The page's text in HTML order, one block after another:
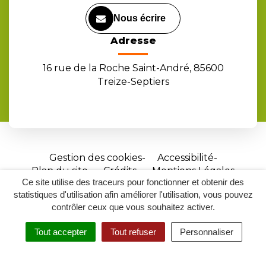
Ce site utilise des traceurs pour fonctionner et obtenir des
statistiques d'utilisation afin améliorer l'utilisation, vous pouvez
contrôler ceux que vous souhaitez activer.
Tout accepter Tout refuser Personnaliser
RECHERCHER
ACCESSIBILITÉ
Nous écrire
Adresse
16 rue de la Roche Saint-André, 85600
Treize-Septiers
Gestion des cookies
Accessibilité
Plan du site
Crédits
Mentions Légales
Site
réalisé
par
Inovagora